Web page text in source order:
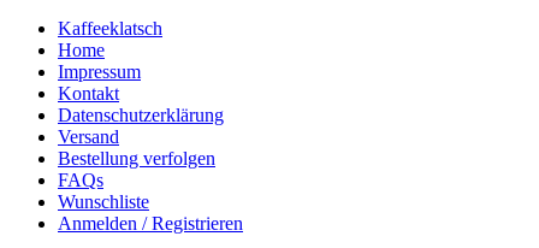
Kaffeeklatsch
Home
Impressum
Kontakt
Datenschutzerklärung
Versand
Bestellung verfolgen
FAQs
Wunschliste
Anmelden / Registrieren